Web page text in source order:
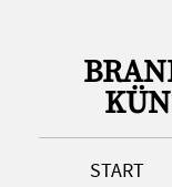
START